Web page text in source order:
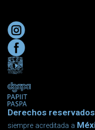
Derechos
siempre acreditada a